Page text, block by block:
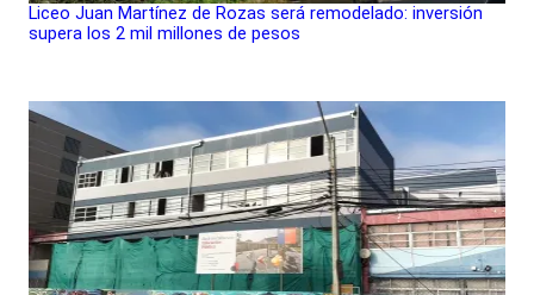
Liceo Juan Martínez de Rozas será remodelado: inversión
supera los 2 mil millones de pesos